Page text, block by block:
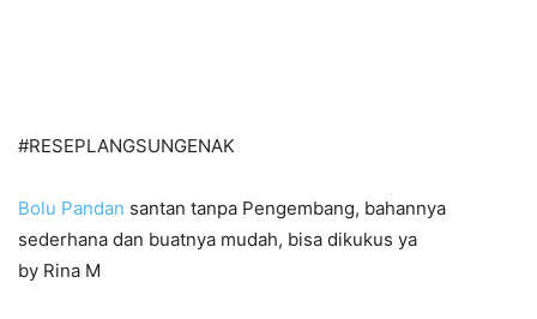
#RESEPLANGSUNGENAK
Bolu Pandan santan tanpa Pengembang, bahannya
sederhana dan buatnya mudah, bisa dikukus ya
by Rina M